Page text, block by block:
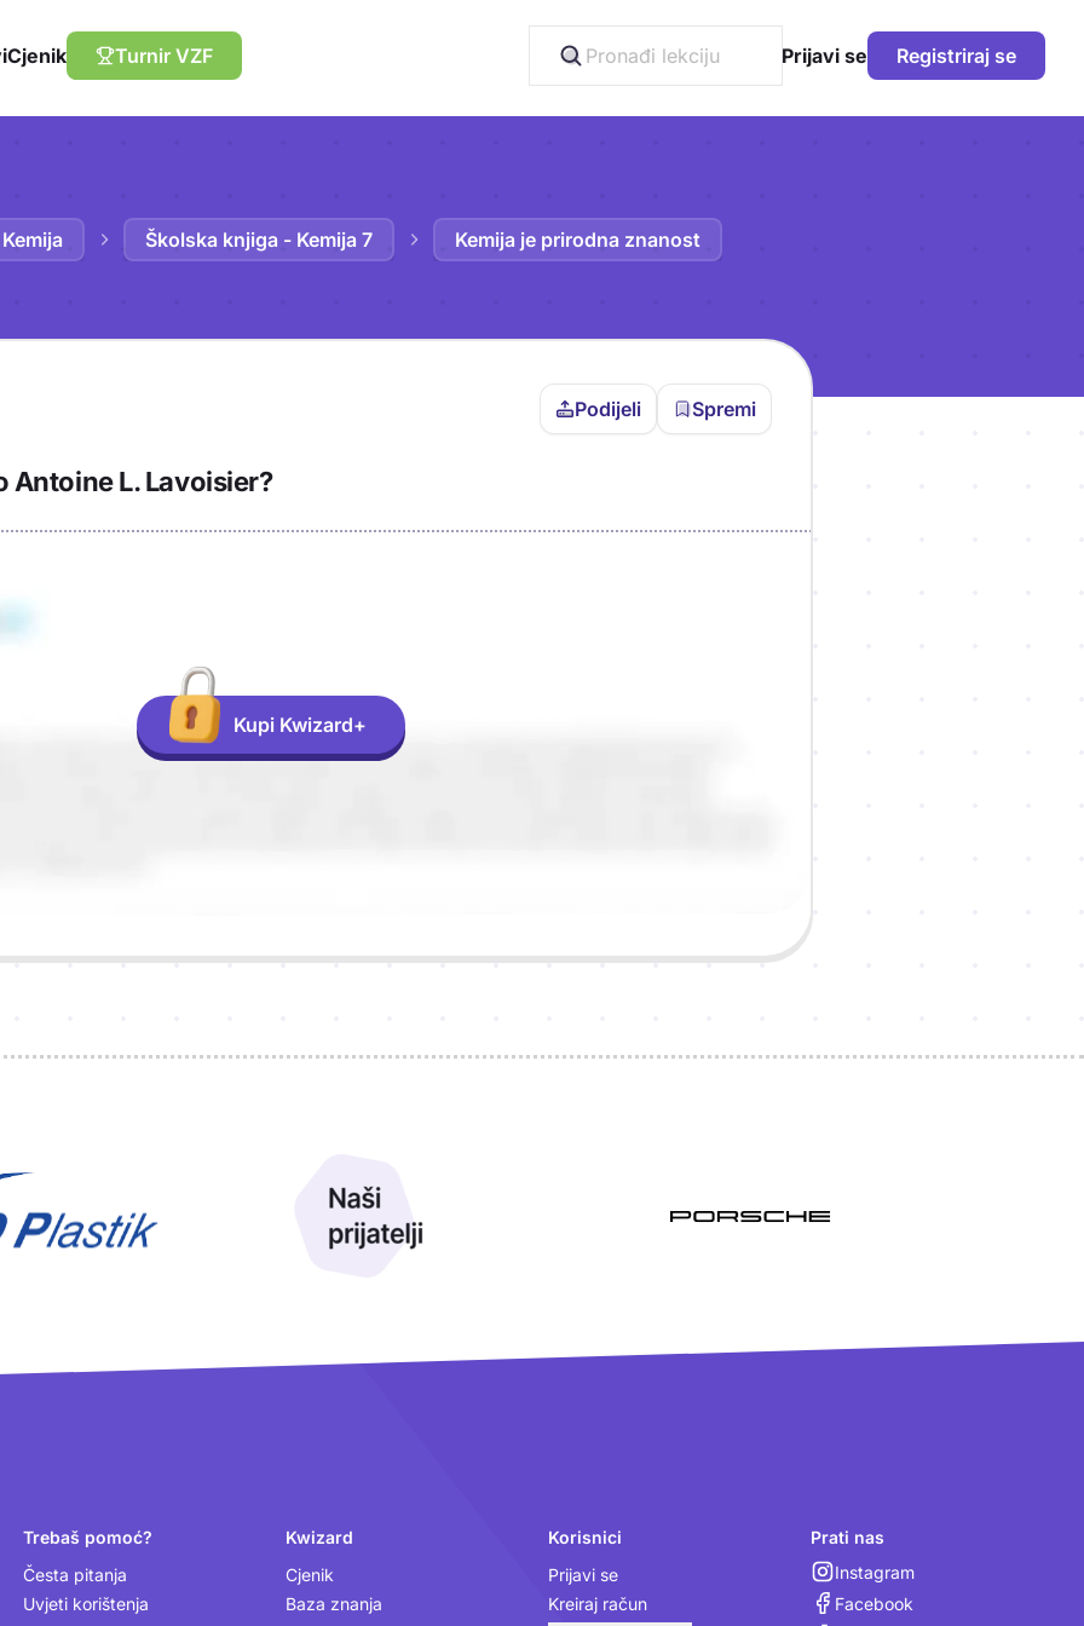
Cjenik Turnir VZF Prijavi se Registriraj se
Kemija Školska knjiga - Kemija 7 Kemija je prirodna znanost
Podijeli Spremi
Antoine L. Lavoisier?
Kupi Kwizard+
Trebaš pomoć?
Česta pitanja
Uvjeti korištenja
Kwizard
Cjenik
Baza znanja
Korisnici
Prijavi se
Kreiraj račun
Prati nas
Instagram
Facebook